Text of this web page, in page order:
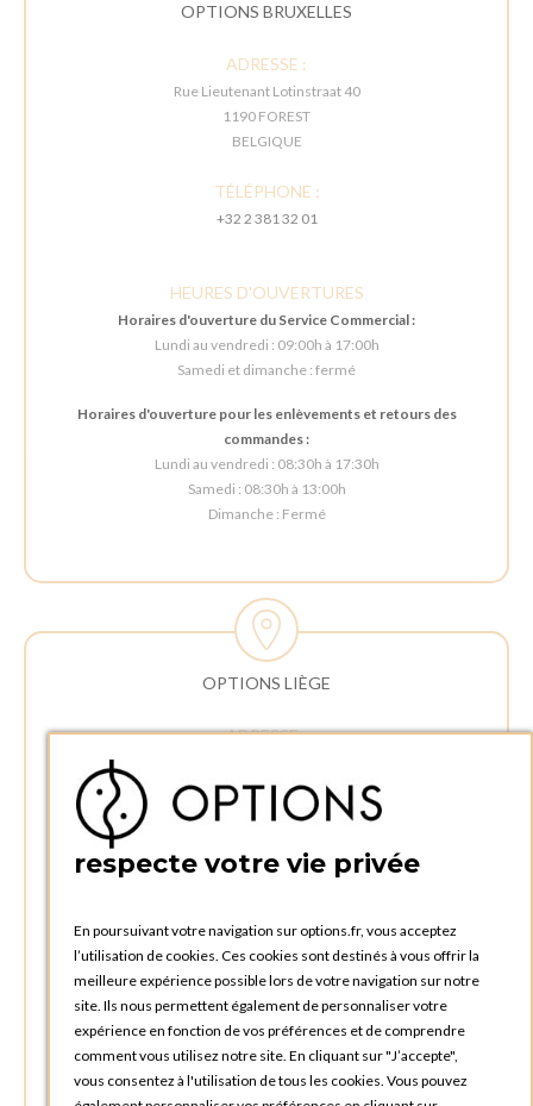
OPTIONS BRUXELLES
ADRESSE :
Rue Lieutenant Lotinstraat 40
1190 FOREST
BELGIQUE
TÉLÉPHONE :
+32 2 381 32 01
HEURES D'OUVERTURES
Horaires d'ouverture du Service Commercial :
Lundi au vendredi : 09:00h à 17:00h
Samedi et dimanche : fermé
Horaires d'ouverture pour les enlèvements et retours des
commandes :
Lundi au vendredi : 08:30h à 17:30h
Samedi : 08:30h à 13:00h
Dimanche : Fermé
OPTIONS LIÈGE
ADRESSE :
4340 AWANS (Othée)
BELGIQUE
TÉLÉPHONE :
HEURES D'OUVERTURES
Horaires d'ouverture du Service Commercial :
Lundi au vendredi : 09:00h à 17:00h
Samedi et dimanche : Fermé
Horaires d'ouverture pour les enlèvements et retours des
respecte votre vie privée
En poursuivant votre navigation sur options.fr, vous acceptez
l’utilisation de cookies. Ces cookies sont destinés à vous offrir la
meilleure expérience possible lors de votre navigation sur notre
site. Ils nous permettent également de personnaliser votre
expérience en fonction de vos préférences et de comprendre
comment vous utilisez notre site. En cliquant sur "J’accepte",
vous consentez à l'utilisation de tous les cookies. Vous pouvez